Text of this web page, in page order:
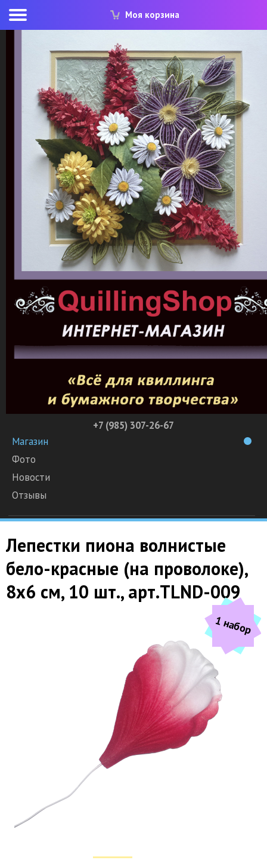
Моя корзина
+7 (985) 307-26-67
Магазин
Фото
Новости
Отзывы
Лепестки пиона волнистые
бело-красные (на проволоке),
8х6 см, 10 шт., арт.TLND-009
1 набор